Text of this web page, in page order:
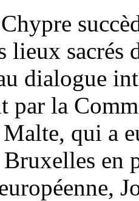
lieux sacrés
dialogue
par la
qui a
en